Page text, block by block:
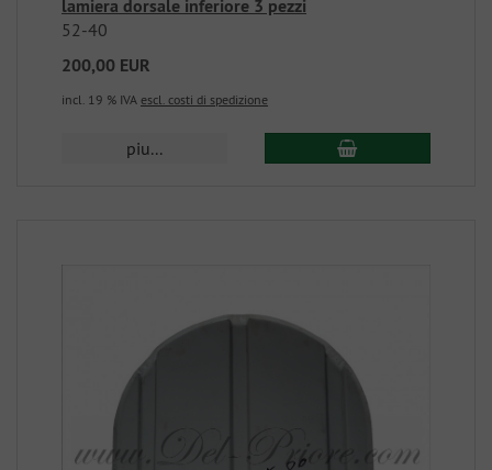
lamiera dorsale inferiore 3 pezzi
52-40
200,00 EUR
incl. 19 % IVA escl. costi di spedizione
piu...